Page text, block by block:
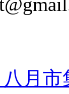
八月